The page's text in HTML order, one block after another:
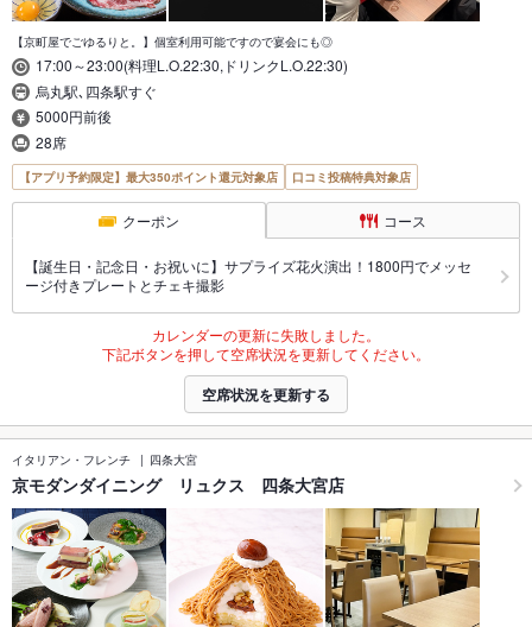
【京町屋でごゆるりと。】個室利用可能ですので宴会にも◎
17:00～23:00(料理L.O.22:30,ドリンクL.O.22:30)
烏丸駅､四条駅すぐ
5000円前後
28席
【アプリ予約限定】最大350ポイント還元対象店 口コミ投稿特典対象店
クーポン コース
【誕生日・記念日・お祝いに】サプライズ花火演出！1800円でメッセ
ージ付きプレートとチェキ撮影
カレンダーの更新に失敗しました。
下記ボタンを押して空席状況を更新してください。
空席状況を更新する
イタリアン・フレンチ 四条大宮
京モダンダイニング リュクス 四条大宮店